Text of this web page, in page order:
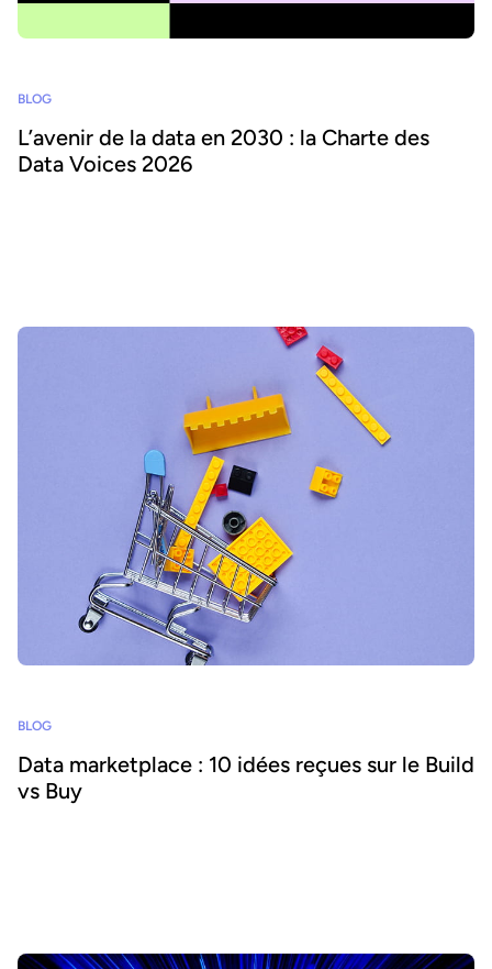
BLOG
L’avenir de la data en 2030 : la Charte des
Data Voices 2026
BLOG
Data marketplace : 10 idées reçues sur le Build
vs Buy